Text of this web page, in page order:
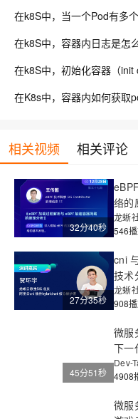
在k8S中，当一个Pod有多
在k8S中，容器内日志是怎
在k8S中，初始化容器（init
在K8s中，容器内如何获取
相关视频 相关评论
32分40秒
络的
龙蜥
546
27分35秒
cni
技术
龙蜥
908
45分51秒
微服
下一
展历
Dev-
4908
微服